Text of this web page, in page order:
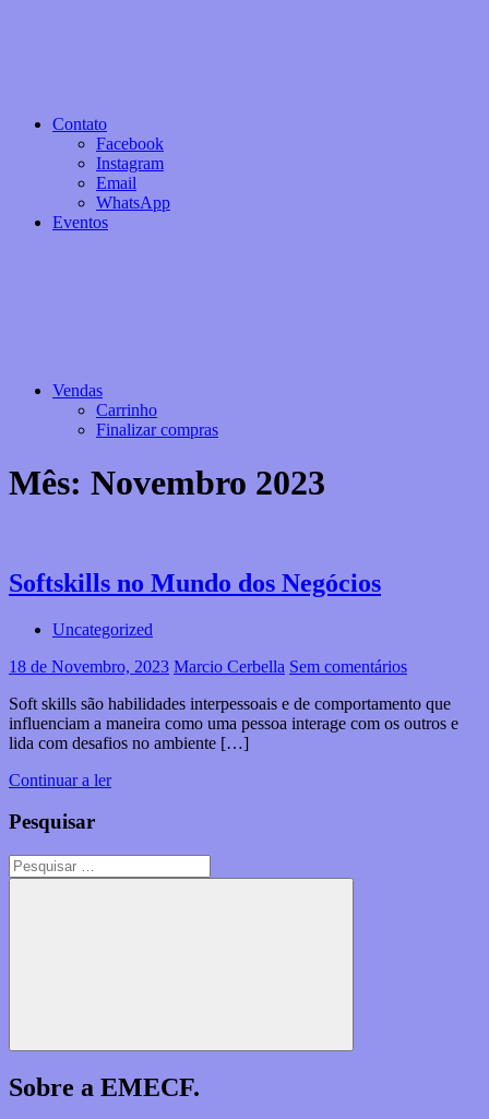
Contato
Facebook
Instagram
Email
WhatsApp
Eventos
Vendas
Carrinho
Finalizar compras
Mês: Novembro 2023
Softskills no Mundo dos Negócios
Uncategorized
18 de Novembro, 2023 Marcio Cerbella Sem comentários
Soft skills são habilidades interpessoais e de comportamento que
influenciam a maneira como uma pessoa interage com os outros e
lida com desafios no ambiente […]
Continuar a ler
Pesquisar
Pesquisar
por:
Pesquisar
Sobre a EMECF.